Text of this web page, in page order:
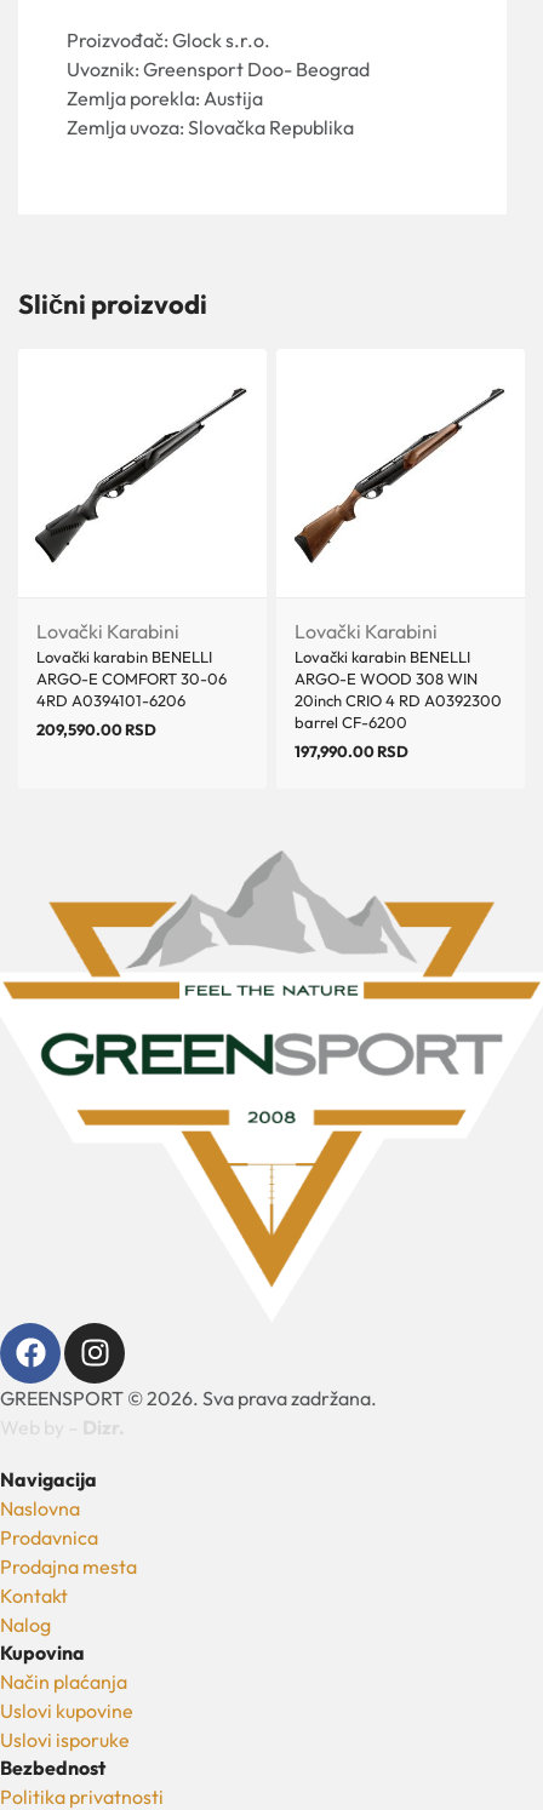
Proizvođač: Glock s.r.o.
Uvoznik: Greensport Doo- Beograd
Zemlja porekla: Austija
Zemlja uvoza: Slovačka Republika
Slični proizvodi
Lovački Karabini
Lovački karabin BENELLI
ARGO-E COMFORT 30-06
4RD A0394101-6206
209,590.00RSD
Lovački Karabini
Lovački karabin BENELLI
ARGO-E WOOD 308 WIN
20inch CRIO 4 RD A0392300
barrel CF-6200
197,990.00RSD
GREENSPORT © 2026. Sva prava zadržana.
Navigacija
Naslovna
Prodavnica
Prodajna mesta
Kontakt
Nalog
Kupovina
Način plaćanja
Uslovi kupovine
Uslovi isporuke
Bezbednost
Politika privatnosti